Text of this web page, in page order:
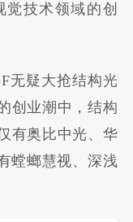
技术领域的创
无疑大抢结构光
创业潮中，结构
有奥比中光、华
螳螂慧视、深浅